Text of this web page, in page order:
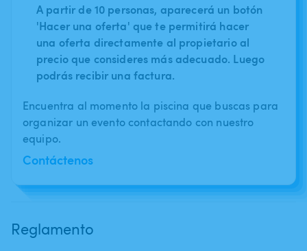
A partir de 10 personas, aparecerá un botón
'Hacer una oferta' que te permitirá hacer
una oferta directamente al propietario al
precio que consideres más adecuado. Luego
podrás recibir una factura.
Encuentra al momento la piscina que buscas para
organizar un evento contactando con nuestro
equipo.
Contáctenos
Reglamento